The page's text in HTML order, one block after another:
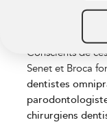
Des plateaux
numérisée et
Conscients de
Senet et Broca
dentistes
chirurgiens